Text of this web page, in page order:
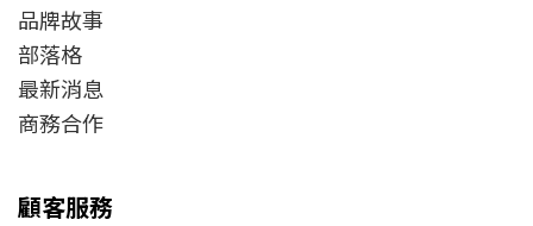
品牌故事
部落格
最新消息
商務合作
顧客服務